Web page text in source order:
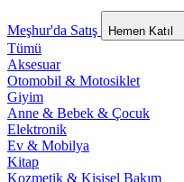
Meşhur'da Satış Hemen Katıl
Tümü
Aksesuar
Otomobil & Motosiklet
Giyim
Anne & Bebek & Çocuk
Elektronik
Ev & Mobilya
Kitap
Kozmetik & Kişisel Bakım